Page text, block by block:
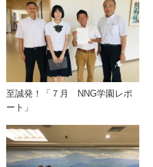
至誠発！「７月 NNG学園レポ
ート」